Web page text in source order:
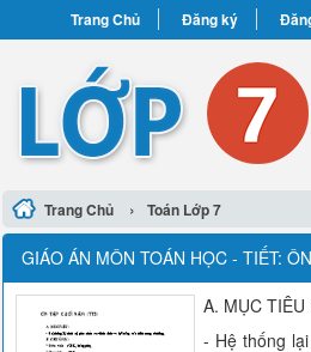
Trang Chủ Đăng ký
Trang Chủ › Toán Lớp 7
GIÁO ÁN MÔN TOÁN HỌC - TIẾT:
A. MỤC TIÊU
- Hệ thống